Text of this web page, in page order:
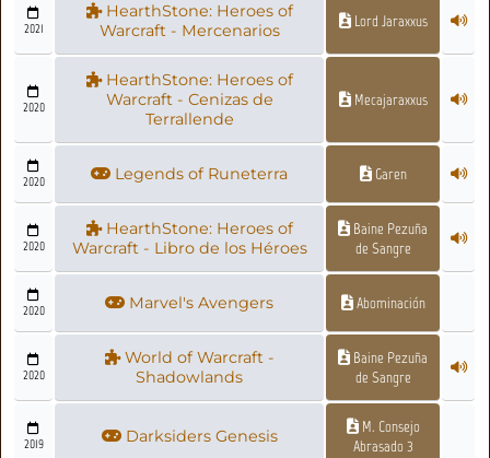
2021
HearthStone: Heroes of
Warcraft - Mercenarios
Lord Jaraxxus
2020
HearthStone: Heroes of
Warcraft - Cenizas de
Terrallende
Mecajaraxxus
2020 Legends of Runeterra Garen
2020
HearthStone: Heroes of
Warcraft - Libro de los Héroes
Baine Pezuña
de Sangre
2020 Marvel's Avengers Abominación
2020
World of Warcraft -
Shadowlands
Baine Pezuña
de Sangre
2019 Darksiders Genesis
M. Consejo
Abrasado 3